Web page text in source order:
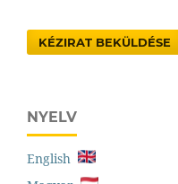
KÉZIRAT BEKÜLDÉSE
NYELV
English